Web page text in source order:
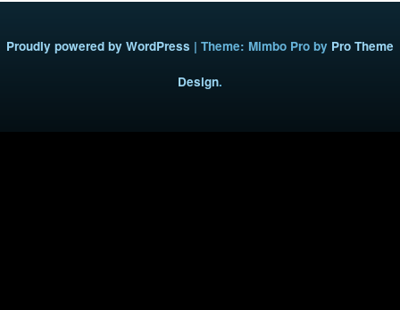
Proudly powered by WordPress | Theme: Mimbo Pro by Pro Theme
Design.